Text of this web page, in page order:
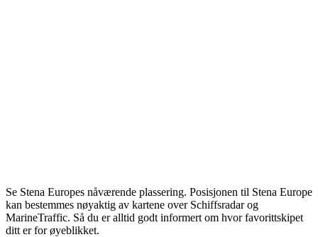
Se Stena Europes nåværende plassering. Posisjonen til Stena Europe
kan bestemmes nøyaktig av kartene over Schiffsradar og
MarineTraffic. Så du er alltid godt informert om hvor favorittskipet
ditt er for øyeblikket.